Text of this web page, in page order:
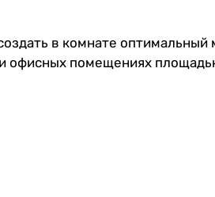
в комнате
офисных помещениях